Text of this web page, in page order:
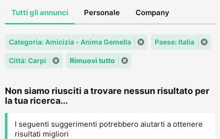
Tutti gli annunci Personale Company
Categoria: Amicizia - Anima Gemella Paese: Italia
Città: Carpi Rimuovi tutto
Non siamo riusciti a trovare nessun risultato per
la tua ricerca...
I seguenti suggerimenti potrebbero aiutarti a ottenere
risultati migliori